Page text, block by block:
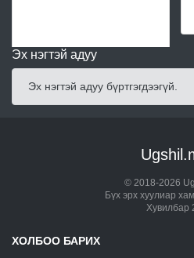
Эх нэгтэй адуу
Эх нэгтэй адуу бүртгэгдээгүй.
© 2018-2026
Бүх эрх хуулиар
Хувилбар
ХОЛБОО БАРИХ